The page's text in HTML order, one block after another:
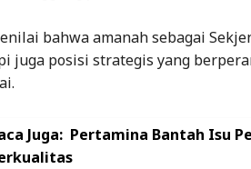
bahwa amanah sebagai
juga posisi strategis yang
Juga: Pertamina Bantah Isu